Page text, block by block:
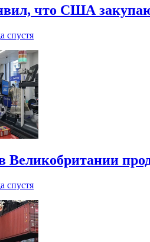
что США
спустя
спустя